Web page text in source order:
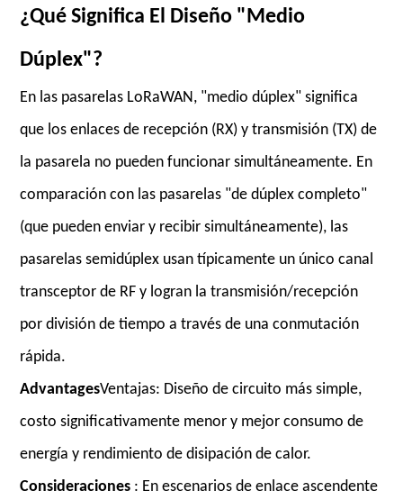
¿Qué Significa El Diseño "Medio
Dúplex"?
En las pasarelas LoRaWAN, "medio dúplex" significa
que los enlaces de recepción (RX) y transmisión (TX) de
la pasarela no pueden funcionar simultáneamente. En
comparación con las pasarelas "de dúplex completo"
(que pueden enviar y recibir simultáneamente), las
pasarelas semidúplex usan típicamente un único canal
transceptor de RF y logran la transmisión/recepción
por división de tiempo a través de una conmutación
rápida.
AdvantagesVentajas: Diseño de circuito más simple,
costo significativamente menor y mejor consumo de
energía y rendimiento de disipación de calor.
Consideraciones : En escenarios de enlace ascendente